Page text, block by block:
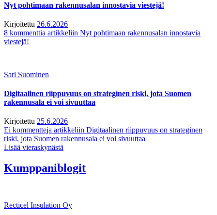
Nyt pohtimaan rakennusalan innostavia viestejä!
Kirjoitettu 26.6.2026
8 kommenttia artikkeliin Nyt pohtimaan rakennusalan innostavia
viestejä!
Sari Suominen
Digitaalinen riippuvuus on strateginen riski, jota Suomen
rakennusala ei voi sivuuttaa
Kirjoitettu 25.6.2026
Ei kommentteja artikkeliin Digitaalinen riippuvuus on strateginen
riski, jota Suomen rakennusala ei voi sivuuttaa
Lisää vieraskynästä
Kumppaniblogit
Recticel Insulation Oy